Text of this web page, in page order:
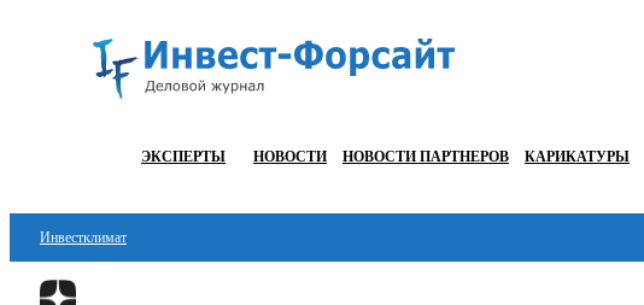
ЭКСПЕРТЫ НОВОСТИ НОВОСТИ ПАРТНЕРОВ КАРИКАТУРЫ
Инвестклимат
Финансы